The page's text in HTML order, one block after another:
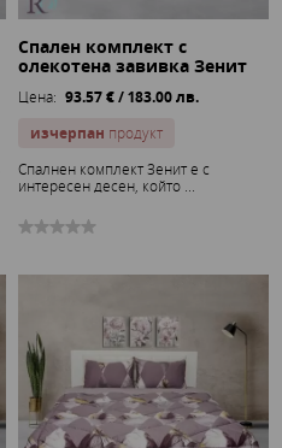
Спален комплект с
олекотена завивка Зенит
Цена: 93.57 € / 183.00 лв.
изчерпан продукт
Спалнен комплект Зенит е с
интересен десен, който ...